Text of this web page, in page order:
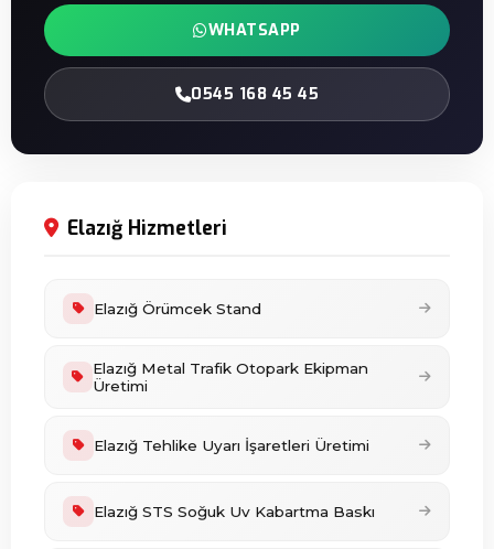
WHATSAPP
0545 168 45 45
Elazığ Hizmetleri
Elazığ Örümcek Stand
Elazığ Metal Trafik Otopark Ekipman
Üretimi
Elazığ Tehlike Uyarı İşaretleri Üretimi
Elazığ STS Soğuk Uv Kabartma Baskı